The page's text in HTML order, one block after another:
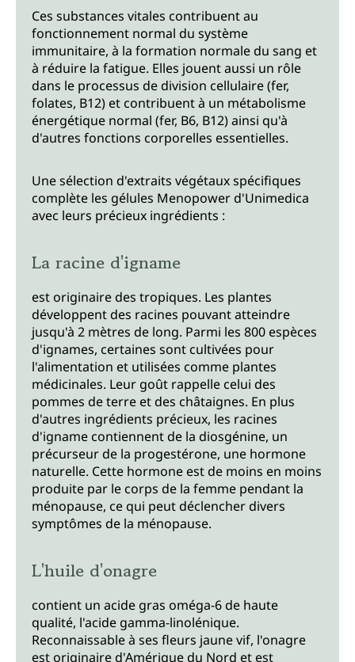
Ces substances vitales contribuent au
fonctionnement normal du système
immunitaire, à la formation normale du sang et
à réduire la fatigue. Elles jouent aussi un rôle
dans le processus de division cellulaire (fer,
folates, B12) et contribuent à un métabolisme
énergétique normal (fer, B6, B12) ainsi qu'à
d'autres fonctions corporelles essentielles.
Une sélection d'extraits végétaux spécifiques
complète les gélules Menopower d'Unimedica
avec leurs précieux ingrédients :
La racine d'igname
est originaire des tropiques. Les plantes
développent des racines pouvant atteindre
jusqu'à 2 mètres de long. Parmi les 800 espèces
d'ignames, certaines sont cultivées pour
l'alimentation et utilisées comme plantes
médicinales. Leur goût rappelle celui des
pommes de terre et des châtaignes. En plus
d'autres ingrédients précieux, les racines
d'igname contiennent de la diosgénine, un
précurseur de la progestérone, une hormone
naturelle. Cette hormone est de moins en moins
produite par le corps de la femme pendant la
ménopause, ce qui peut déclencher divers
symptômes de la ménopause.
L'huile d'onagre
contient un acide gras oméga-6 de haute
qualité, l'acide gamma-linolénique.
Reconnaissable à ses fleurs jaune vif, l'onagre
est originaire d'Amérique du Nord et est